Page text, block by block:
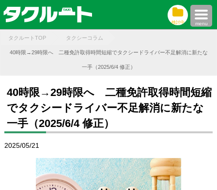
検討中 menu
タクルートTOP タクシーコラム
40時限→29時限へ 二種免許取得時間短縮でタクシードライバー不足解消に新たな
一手（2025/6/4 修正）
40時限→29時限へ 二種免許取得時間短縮
でタクシードライバー不足解消に新たな
一手（2025/6/4 修正）
2025/05/21